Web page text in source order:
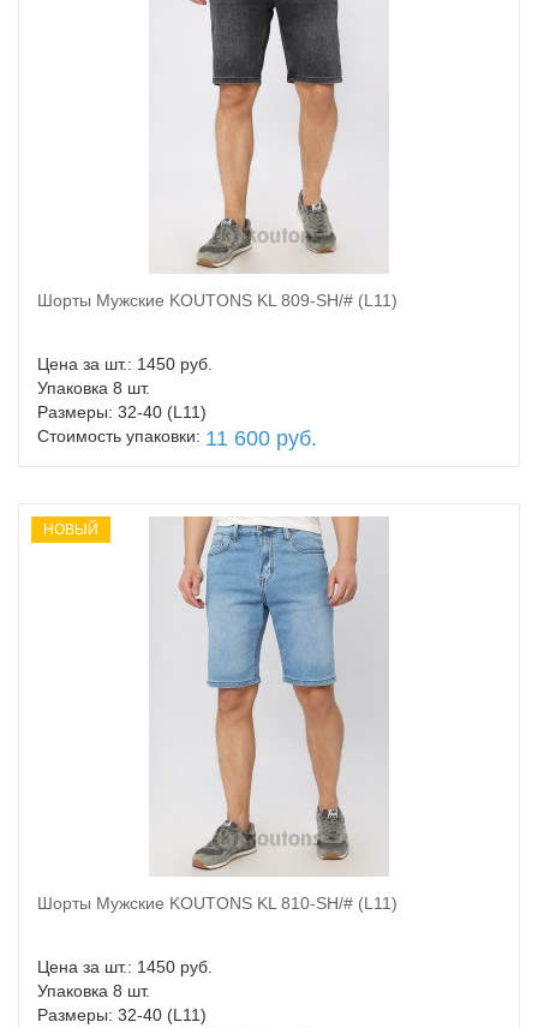
В корзину
Шорты Мужские KOUTONS KL 809-SH/# (L11)
Цена за шт.: 1450 руб.
Упаковка 8 шт.
Размеры: 32-40 (L11)
Стоимость упаковки: 11 600 руб.
В корзину
НОВЫЙ
Шорты Мужские KOUTONS KL 810-SH/# (L11)
Цена за шт.: 1450 руб.
Упаковка 8 шт.
Размеры: 32-40 (L11)